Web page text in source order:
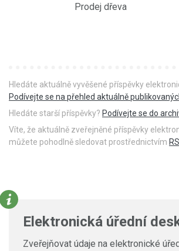
Prodej dřeva
Hledáte aktuálně vyvěšené příspěvky
Podívejte se na přehled aktuálně
Hledáte starší příspěvky? Podívejte se do
Víte, že aktuálně zveřejněné příspěvky
můžete pohodlně sledovat prostřednictvím
Elektronická úřední
Zveřejňovat údaje na elektronické